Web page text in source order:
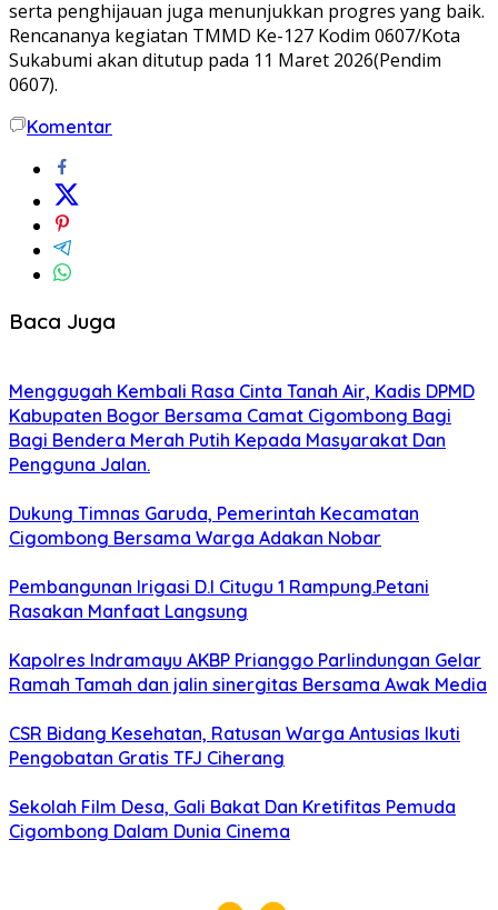
serta penghijauan juga menunjukkan progres yang baik.
Rencananya kegiatan TMMD Ke-127 Kodim 0607/Kota
Sukabumi akan ditutup pada 11 Maret 2026(Pendim
0607).
Komentar
Baca Juga
Menggugah Kembali Rasa Cinta Tanah Air, Kadis DPMD
Kabupaten Bogor Bersama Camat Cigombong Bagi
Bagi Bendera Merah Putih Kepada Masyarakat Dan
Pengguna Jalan.
Dukung Timnas Garuda, Pemerintah Kecamatan
Cigombong Bersama Warga Adakan Nobar
Pembangunan Irigasi D.I Citugu 1 Rampung.Petani
Rasakan Manfaat Langsung
Kapolres Indramayu AKBP Prianggo Parlindungan Gelar
Ramah Tamah dan jalin sinergitas Bersama Awak Media
CSR Bidang Kesehatan, Ratusan Warga Antusias Ikuti
Pengobatan Gratis TFJ Ciherang
Sekolah Film Desa, Gali Bakat Dan Kretifitas Pemuda
Cigombong Dalam Dunia Cinema